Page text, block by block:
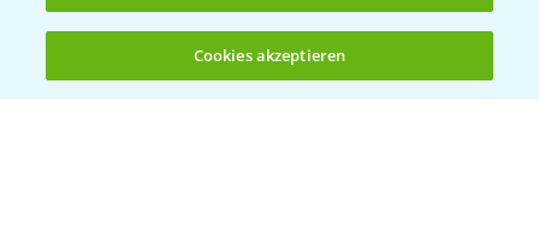
(noch 4)
Impressum
Gebrauchshinweise
© Bayer CropScience Deutschland GmbH
Cookies akzeptieren